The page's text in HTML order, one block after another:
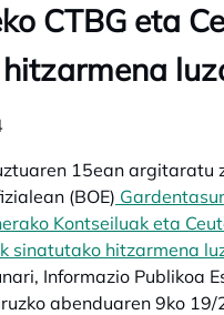
CTBG eta
15ean argitaratu
(BOE)
Kontseiluak eta
sinatutako hitzarmena
Informazio Publikoa
abenduaren 9ko